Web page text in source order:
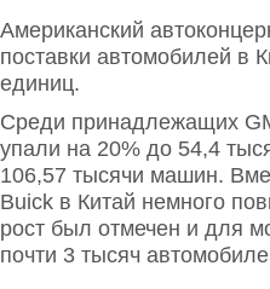
Американский
поставки автомобилей в
единиц.
Среди принадлежащих
упали на 20% до 54,4
106,57 тысячи машин.
Buick в Китай немного
рост был отмечен и для
почти 3 тысяч